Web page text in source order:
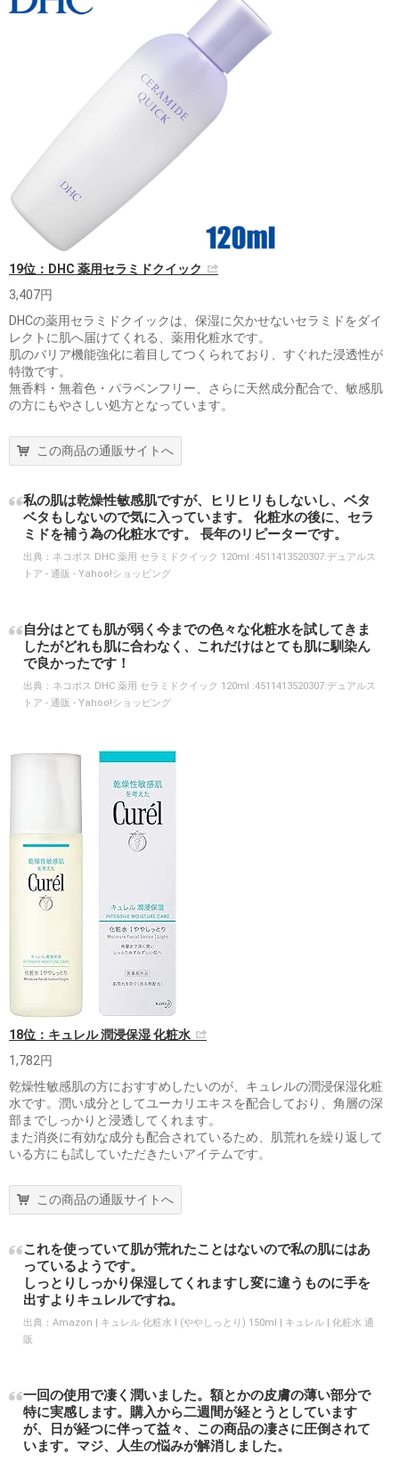
19位：DHC 薬用セラミドクイック
3,407円
DHCの薬用セラミドクイックは、保湿に欠かせないセラミドをダイ
レクトに肌へ届けてくれる、薬用化粧水です。
肌のバリア機能強化に着目してつくられており、すぐれた浸透性が
特徴です。
無香料・無着色・パラベンフリー、さらに天然成分配合で、敏感肌
の方にもやさしい処方となっています。
この商品の通販サイトへ
私の肌は乾燥性敏感肌ですが、ヒリヒリもしないし、ベタ
ベタもしないので気に入っています。 化粧水の後に、セラ
ミドを補う為の化粧水です。 長年のリピーターです。
出典： ネコポス DHC 薬用 セラミドクイック 120ml :4511413520307:デュアルス
トア - 通販 - Yahoo!ショッピング
自分はとても肌が弱く今までの色々な化粧水を試してきま
したがどれも肌に合わなく、これだけはとても肌に馴染ん
で良かったです！
出典： ネコポス DHC 薬用 セラミドクイック 120ml :4511413520307:デュアルス
トア - 通販 - Yahoo!ショッピング
18位：キュレル 潤浸保湿 化粧水
1,782円
乾燥性敏感肌の方におすすめしたいのが、キュレルの潤浸保湿化粧
水です。潤い成分としてユーカリエキスを配合しており、角層の深
部までしっかりと浸透してくれます。
また消炎に有効な成分も配合されているため、肌荒れを繰り返して
いる方にも試していただきたいアイテムです。
この商品の通販サイトへ
これを使っていて肌が荒れたことはないので私の肌にはあ
っているようです。
しっとりしっかり保湿してくれますし変に違うものに手を
出すよりキュレルですね。
出典： Amazon | キュレル 化粧水 I (ややしっとり) 150ml | キュレル | 化粧水 通
販
一回の使用で凄く潤いました。額とかの皮膚の薄い部分で
特に実感します。購入から二週間が経とうとしています
が、日が経つに伴って益々、この商品の凄さに圧倒されて
います。マジ、人生の悩みが解消しました。